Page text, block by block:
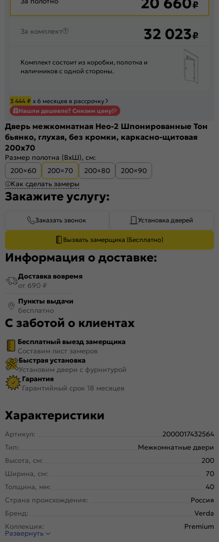
₽
За комплект 32 023₽
Комплект состоит из коробки, полотна и
наличников с одной стороны.
3 444 ₽ х 6 месяцев в рассрочку
Нашли дешевле? Снизим цену!
Дверь межкомнатная Нео-2 Шпонированные Тон
бьянко, глухая, без кромки, каркасно-щитовая
200x70
Размер полотна (ВхШ), см:
200×60
200×70 200×80
200×90
Как сделать замеры
Закажите услугу:
Заказать звонок Установка дверей
Вызвать замерщика (Бесплатно)
Информация о доставке:
Доставка вовремя
от 690 ₽
Пункты выдачи
бесплатно
С заботой о клиентах
Бесплатный выезд замерщика
Составим лист замеров
Быстрая установка
Установим двери с фурнитурой
Гарантия
Гарантийный срок 18 месяцев
Характеристики
Артикул:
2000017432564
Тип:
Межкомнатные двери
Высота, см:
200
Ширина, см:
70
Толщина, мм:
40
Страна происхождения:
Россия
Бренд:
Verda
Коллекция:
Premium
Стиль:
Развернуть